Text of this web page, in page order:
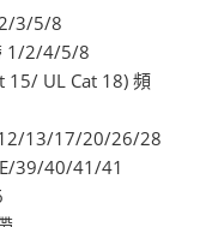
3/5/8
1/2/4/5/8
15/ UL Cat 18) 頻
13/17/20/26/28
39/40/41/41